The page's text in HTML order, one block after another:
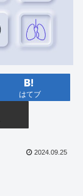
はてブ
2024.09.25